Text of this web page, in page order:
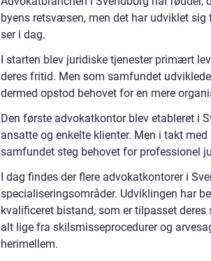
byens retsvæsen, men det har udviklet
ser i dag.
I starten blev juridiske tjenester primært
deres fritid. Men som samfundet
dermed opstod behovet for en mere
Den første advokatkontor blev etableret i
ansatte og enkelte klienter. Men i takt
samfundet steg behovet for professionel
I dag findes der flere advokatkontorer i
specialiseringsområder. Udviklingen har
kvalificeret bistand, som er tilpasset
alt lige fra skilsmisseprocedurer og
herimellem.